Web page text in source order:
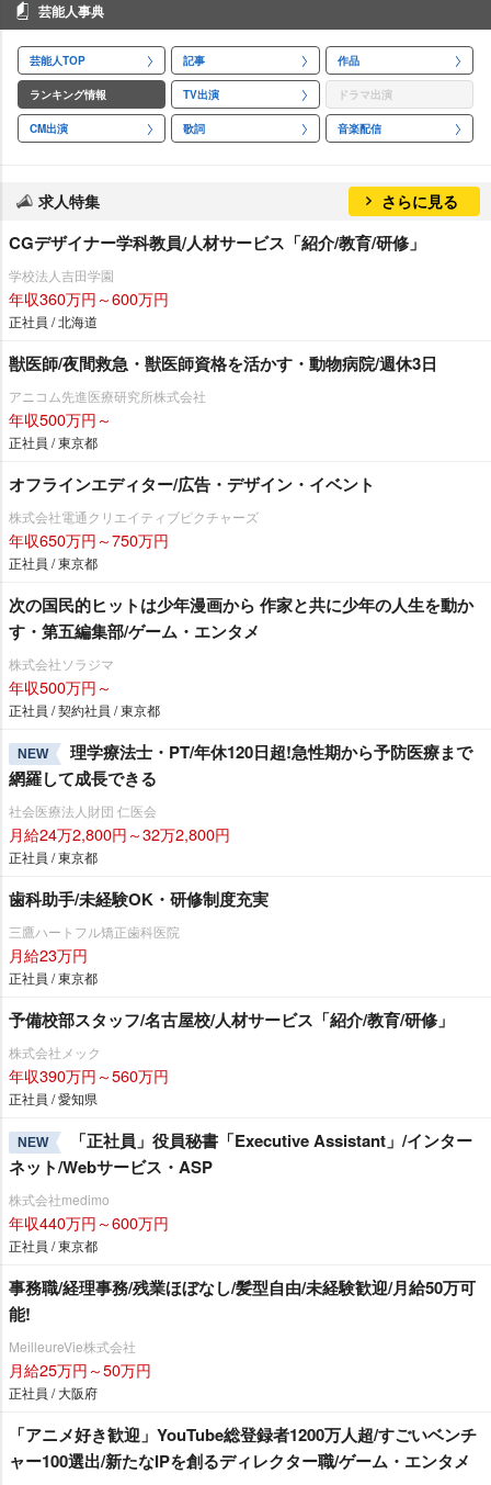
芸能人事典
芸能人TOP 記事 作品
ランキング情報 TV出演 ドラマ出演
CM出演 歌詞 音楽配信
求人特集 さらに見る
CGデザイナー学科教員/人材サービス「紹介/教育/研修」
学校法人吉田学園
年収360万円～600万円
正社員 / 北海道
獣医師/夜間救急・獣医師資格を活かす・動物病院/週休3日
アニコム先進医療研究所株式会社
年収500万円～
正社員 / 東京都
オフラインエディター/広告・デザイン・イベント
株式会社電通クリエイティブピクチャーズ
年収650万円～750万円
正社員 / 東京都
次の国民的ヒットは少年漫画から 作家と共に少年の人生を動か
す・第五編集部/ゲーム・エンタメ
株式会社ソラジマ
年収500万円～
正社員 / 契約社員 / 東京都
NEW
理学療法士・PT/年休120日超!急性期から予防医療まで
網羅して成長できる
社会医療法人財団 仁医会
月給24万2,800円～32万2,800円
正社員 / 東京都
歯科助手/未経験OK・研修制度充実
三鷹ハートフル矯正歯科医院
月給23万円
正社員 / 東京都
予備校部スタッフ/名古屋校/人材サービス「紹介/教育/研修」
株式会社メック
年収390万円～560万円
正社員 / 愛知県
NEW
「正社員」役員秘書「Executive Assistant」/インター
ネット/Webサービス・ASP
株式会社medimo
年収440万円～600万円
正社員 / 東京都
事務職/経理事務/残業ほぼなし/髪型自由/未経験歓迎/月給50万可
能!
MeilleureVie株式会社
月給25万円～50万円
正社員 / 大阪府
「アニメ好き歓迎」YouTube総登録者1200万人超/すごいベンチ
ャー100選出/新たなIPを創るディレクター職/ゲーム・エンタメ